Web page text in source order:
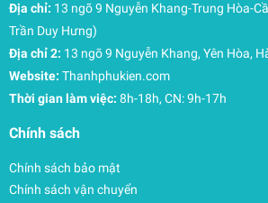
Địa chỉ: 13 ngõ 9 Nguyễn Khang-Trung Hòa-
Trần Duy Hưng)
Địa chỉ 2: 13 ngõ 9 Nguyễn Khang, Yên Hòa,
Website: Thanhphukien.com
Thời gian làm việc: 8h-18h, CN: 9h-17h
Chính sách
Chính sách bảo mật
Chính sách vận chuyển